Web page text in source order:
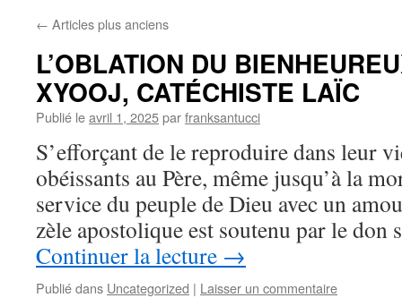
← Articles plus anciens
L’OBLATION DU
XYOOJ, CATÉCHISTE LAÏC
Publié leavril 1, 2025parfranksantucci
S’efforçant de le reproduire dans leur
obéissants au Père, même jusqu’à la
service du peuple de Dieu avec un
zèle apostolique est soutenu par le don
Continuer la lecture →
Publié dans Uncategorized | Laisser un commentaire